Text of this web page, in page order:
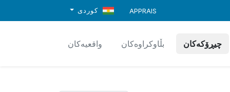
APPRAIS کوردی
چیڕۆکەکان بڵاوکراوەکان واقعیەکان